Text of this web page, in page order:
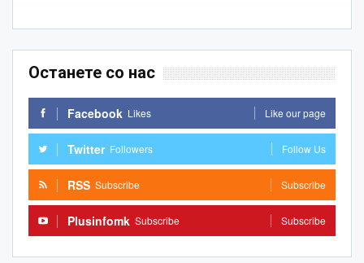
Останете со нас
Facebook Likes Like our page
Twitter Followers Follow Us
RSS Subscribe Subscribe
Plusinfomk Subscribe Subscribe